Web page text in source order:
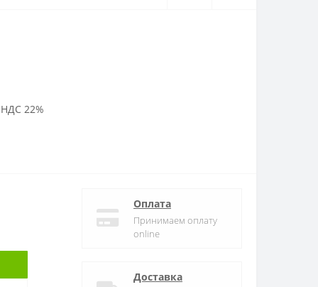
22%
Оплата
Принимаем оплату
online
Доставка